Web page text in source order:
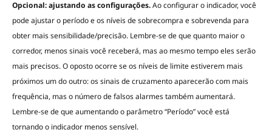
Opcional: ajustando as configurações.Ao configurar o indicador, você
pode ajustar o período e os níveis de sobrecompra e sobrevenda para
obter mais sensibilidade/precisão. Lembre-se de que quanto maior o
corredor, menos sinais você receberá, mas ao mesmo tempo eles serão
mais precisos. O oposto ocorre se os níveis de limite estiverem mais
próximos um do outro: os sinais de cruzamento aparecerão com mais
frequência, mas o número de falsos alarmes também aumentará.
Lembre-se de que aumentando o parâmetro “Período” você está
tornando o indicador menos sensível.